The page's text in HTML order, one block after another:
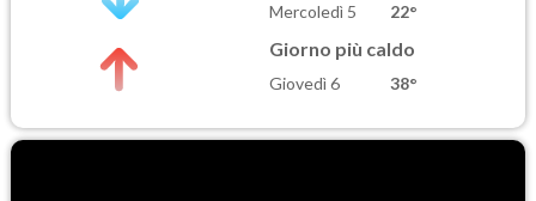
Mercoledì 5 22°
Giorno più caldo
Giovedì 6 38°